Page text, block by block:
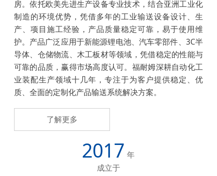
房。依托欧美先进生产设备专业技术，结合亚洲工业化
制造的环境优势，凭借多年的工业输送设备设计、生
产、项目施工经验，产品质量稳定可靠，易于使用维
护。产品广泛应用于新能源锂电池、汽车零部件、3C半
导体、仓储物流、木工板材等领域，凭借稳定的性能与
可靠的品质，赢得市场高度认可。 福耐姆深耕自动化工
业装配生产领域十几年，专注于为客户提供稳定、优
质、全面的定制化产品输送系统解决方案。
了解更多
2017 年
成立于